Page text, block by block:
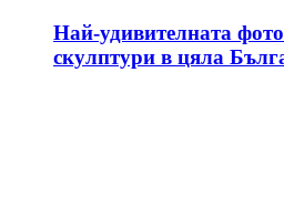
Най-удивителната
скулптури в цяла